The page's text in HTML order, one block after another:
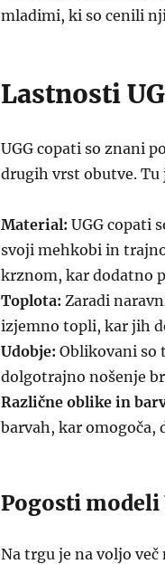
mladimi, ki so cenili
Lastnosti
UGG copati so znani
drugih vrst obutve.
Material: UGG copati
svoji mehkobi in
krznom, kar dodatno
Toplota: Zaradi
izjemno topli, kar jih
Udobje: Oblikovani so
dolgotrajno nošenje
Različne oblike in
barvah, kar omogoča,
Pogosti modeli
Na trgu je na voljo